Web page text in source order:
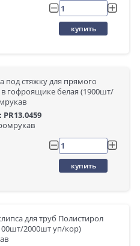
купить
под стяжку для прямого
гофроящике белая (1900шт/
купить
для труб Полистирол
2000шт уп/кор)